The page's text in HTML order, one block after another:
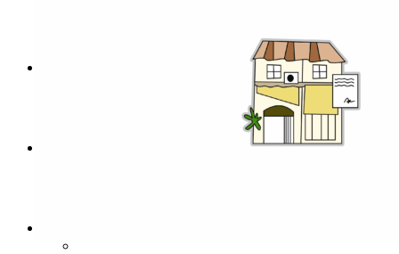
Vote62 ขอบคุณประชาชนที่ร่วม
สังเกตการณ์การเลือกตั้งชวนคุยกันถึงบท
ขยะมูลฝอย 2568 [ข้อมูลดิบ]
สำรวจ Hate Speech ที่ถูกผลิตซ้ำผ่าน
วิดีโอ AI ในช่วงความขัดแย้งไทย-กัมพูชา
ค่าฝุ่นในกรุงเทพฯ 2025 เทียบกับจำนวน
ควันบุหรี่ที่เข้าปอด [ข้อมูลดิบ]
สังคมผู้สูงอายุไทย [ข้อมูลดิบ]
สำรวจสังคมผู้สูงอายุไทย : 6 จังหวัดเป็น
สังคมผู้สูงอายุไทย [ข้อมูลดิบ]